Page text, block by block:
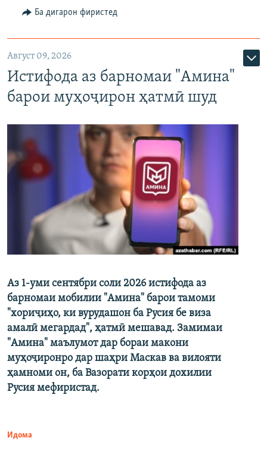
Ба дигарон фиристед
Август 09, 2026
Истифода аз барномаи "Амина"
барои муҳоҷирон ҳатмӣ шуд
Аз 1-уми сентябри соли 2026 истифода аз
барномаи мобилии "Амина" барои тамоми
"хориҷиҳо, ки вурудашон ба Русия бе виза
амалӣ мегардад", ҳатмӣ мешавад. Замимаи
"Амина" маълумот дар бораи макони
муҳоҷиронро дар шаҳри Маскав ва вилояти
ҳамноми он, ба Вазорати корҳои дохилии
Русия мефиристад.
Идома